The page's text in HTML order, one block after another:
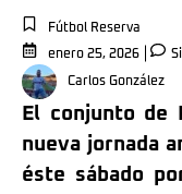
Fútbol Reserva
enero 25, 2026
Carlos González
El conjunto de
nueva jornada
éste sábado